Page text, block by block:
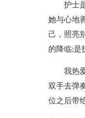
护士
她与心地
己，照亮
的降临;是
我热
双手去弹
位之后带